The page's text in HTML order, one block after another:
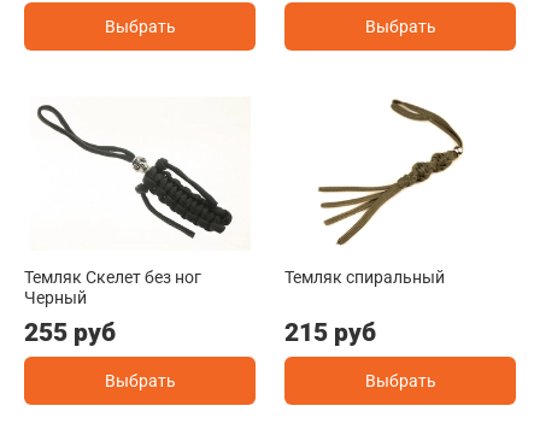
Выбрать Выбрать
Темляк Скелет без ног
Черный
255 руб
Выбрать
Темляк спиральный
215 руб
Выбрать